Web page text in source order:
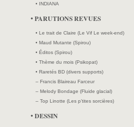
• INDIANA
• PARUTIONS REVUES
• Le trait de Claire (Le Vif Le week-end)
• Maud Mutante (Spirou)
• Éditos (Spirou)
• Thème du mois (Psikopat)
• Raretés BD (divers supports)
– Francis Blaireau Farceur
– Melody Bondage (Fluide glacial)
– Top Linotte (Les p’tites sorcières)
• DESSIN